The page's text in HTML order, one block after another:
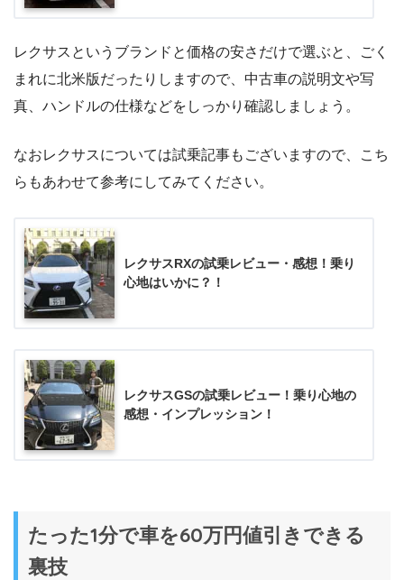
レクサスというブランドと価格の安さだけで選ぶと、ごく
まれに北米版だったりしますので、中古車の説明文や写
真、ハンドルの仕様などをしっかり確認しましょう。
なおレクサスについては試乗記事もございますので、こち
らもあわせて参考にしてみてください。
レクサスRXの試乗レビュー・感想！乗り
心地はいかに？！
レクサスGSの試乗レビュー！乗り心地の
感想・インプレッション！
たった1分で車を60万円値引きできる
裏技